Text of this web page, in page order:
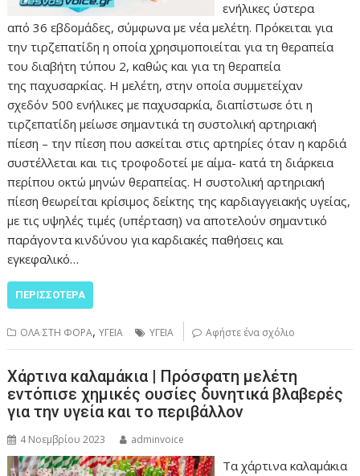
ενήλικες ύστερα
από 36 εβδομάδες, σύμφωνα με νέα μελέτη. Πρόκειται για
την τιρζεπατίδη η οποία χρησιμοποιείται για τη θεραπεία
του διαβήτη τύπου 2, καθώς και για τη θεραπεία
της παχυσαρκίας. Η μελέτη, στην οποία συμμετείχαν
σχεδόν 500 ενήλικες με παχυσαρκία, διαπίστωσε ότι η
τιρζεπατίδη μείωσε σημαντικά τη συστολική αρτηριακή
πίεση – την πίεση που ασκείται στις αρτηρίες όταν η καρδιά
συστέλλεται και τις τροφοδοτεί με αίμα- κατά τη διάρκεια
περίπου οκτώ μηνών θεραπείας. Η συστολική αρτηριακή
πίεση θεωρείται κρίσιμος δείκτης της καρδιαγγειακής υγείας,
με τις υψηλές τιμές (υπέρταση) να αποτελούν σημαντικό
παράγοντα κινδύνου για καρδιακές παθήσεις και
εγκεφαλικό…
ΠΕΡΙΣΣΌΤΕΡΑ
ΟΛΑ ΣΤΗ ΦΟΡΑ,ΥΓΕΙΑ ΥΓΕΙΑ Αφήστε ένα σχόλιο
Χάρτινα καλαμάκια | Πρόσφατη μελέτη
εντόπισε χημικές ουσίες δυνητικά βλαβερές
για την υγεία και το περιβάλλον
4 Νοεμβρίου 2023 adminvoice
Τα χάρτινα καλαμάκια